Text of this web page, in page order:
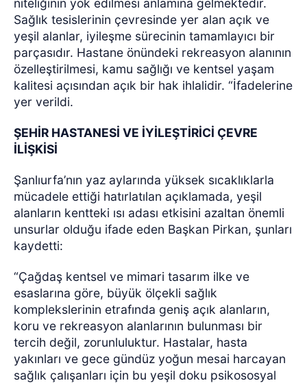
Sağlık tesislerinin çevresinde yer alan açık ve
yeşil alanlar, iyileşme sürecinin tamamlayıcı bir
parçasıdır. Hastane önündeki rekreasyon alanının
özelleştirilmesi, kamu sağlığı ve kentsel yaşam
kalitesi açısından açık bir hak ihlalidir. “İfadelerine
yer verildi.
ŞEHİR HASTANESİ VE İYİLEŞTİRİCİ ÇEVRE
İLİŞKİSİ
Şanlıurfa’nın yaz aylarında yüksek sıcaklıklarla
mücadele ettiği hatırlatılan açıklamada, yeşil
alanların kentteki ısı adası etkisini azaltan önemli
unsurlar olduğu ifade eden Başkan Pirkan, şunları
kaydetti:
“Çağdaş kentsel ve mimari tasarım ilke ve
esaslarına göre, büyük ölçekli sağlık
komplekslerinin etrafında geniş açık alanların,
koru ve rekreasyon alanlarının bulunması bir
tercih değil, zorunluluktur. Hastalar, hasta
yakınları ve gece gündüz yoğun mesai harcayan
sağlık çalışanları için bu yeşil doku psikososyal